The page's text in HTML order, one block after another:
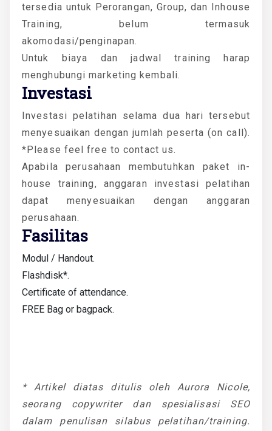
tersedia untuk Perorangan, Group, dan Inhouse
Training, belum termasuk
akomodasi/penginapan.
Untuk biaya dan jadwal training harap
menghubungi marketing kembali.
Investasi
Investasi pelatihan selama dua hari tersebut
menyesuaikan dengan jumlah peserta (on call).
*Please feel free to contact us.
Apabila perusahaan membutuhkan paket in-
house training, anggaran investasi pelatihan
dapat menyesuaikan dengan anggaran
perusahaan.
Fasilitas
Modul / Handout.
Flashdisk*.
Certificate of attendance.
FREE Bag or bagpack.
* Artikel diatas ditulis oleh Aurora Nicole,
seorang copywriter dan spesialisasi SEO
dalam penulisan silabus pelatihan/training.